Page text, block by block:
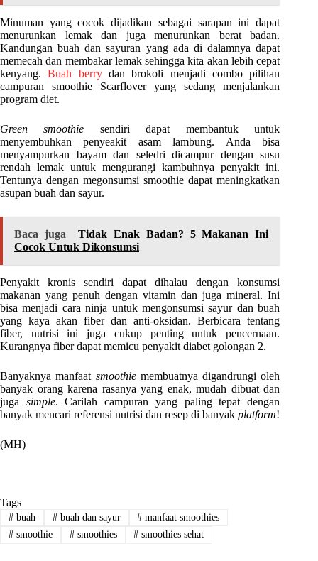
Minuman yang cocok dijadikan sebagai sarapan ini dapat
menurunkan lemak dan juga menurunkan berat badan.
Kandungan buah dan sayuran yang ada di dalamnya dapat
memecah dan membakar lemak sehingga kita akan lebih cepat
kenyang.Buah berrydan brokoli menjadi combo pilihan
campuran smoothie Scarflover yang sedang menjalankan
program diet.
Green smoothie sendiri dapat membantuk untuk
menyembuhkan penyeakit asam lambung. Anda bisa
menyampurkan bayam dan seledri dicampur dengan susu
rendah lemak untuk mengurangi kambuhnya penyakit ini.
Tentunya dengan megonsumsi smoothie dapat meningkatkan
asupan buah dan sayur.
Baca juga
Tidak Enak Badan? 5 Makanan Ini
Cocok Untuk Dikonsumsi
Penyakit kronis sendiri dapat dihalau dengan konsumsi
makanan yang penuh dengan vitamin dan juga mineral. Ini
bisa menjadi cara ninja untuk mengonsumsi sayur dan buah
yang kaya akan fiber dan anti-oksidan. Berbicara tentang
fiber, nutrisi ini juga cukup penting untuk pencernaan.
Kurangnya fiber dapat memicu penyakit diabet golongan 2.
Banyaknya manfaat smoothiemembuatnya digandrungi oleh
banyak orang karena rasanya yang enak, mudah dibuat dan
juga simple. Carilah campuran yang paling tepat dengan
banyak mencari referensi nutrisi dan resep di banyak platform!
(MH)
Tags
#buah #buah dan sayur # manfaat smoothies
#smoothie #smoothies # smoothies sehat